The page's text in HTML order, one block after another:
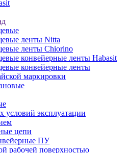
ленты Nitta
ленты Chiorino
конвейерные ленты Habasit
конвейерные ленты
маркировки
условий эксплуатации
цепи
ПУ
рабочей поверхностью